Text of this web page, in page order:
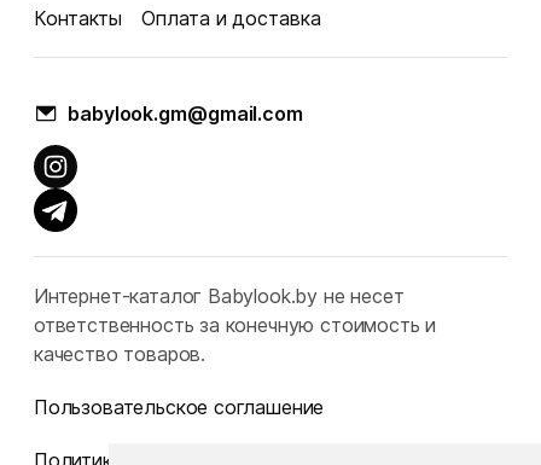
Контакты
Оплата и доставка
babylook.gm@gmail.com
Интернет-каталог Babylook.by не несет
ответственность за конечную стоимость и
качество товаров.
Пользовательское соглашение
Политика конфиденциальности